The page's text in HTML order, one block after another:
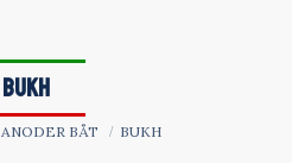
BUKH
ANODER BÅT BUKH